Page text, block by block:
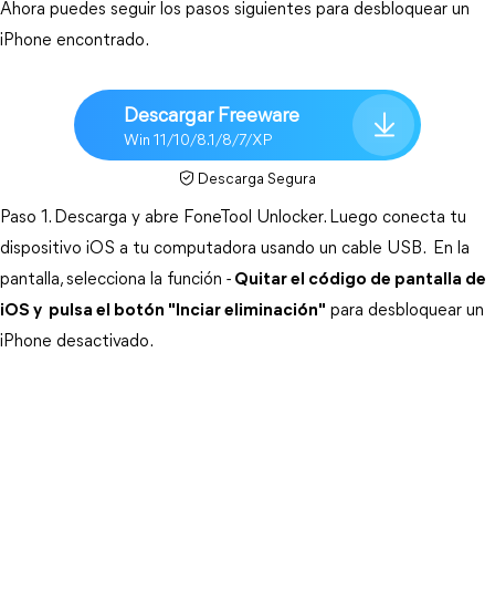
Ahora puedes seguir los pasos siguientes para desbloquear un
iPhone encontrado.
Descargar Freeware
Win 11/10/8.1/8/7/XP
Descarga Segura
Paso 1. Descarga y abre FoneTool Unlocker. Luego conecta tu
dispositivo iOS a tu computadora usando un cable USB.  En la
pantalla, selecciona la función - Quitar el código de pantalla de
iOS y pulsa el botón "Inciar eliminación" para desbloquear un
iPhone desactivado.